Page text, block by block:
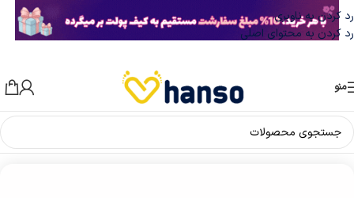
رد کردن به ناوبری
رد کردن به محتوای اصلی
منو
خانه/ست لباس زیر زنانه/ست نیم تنه و شورت